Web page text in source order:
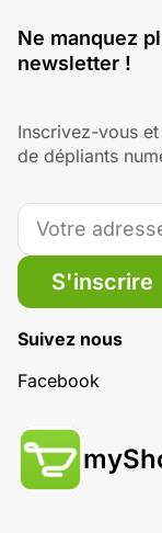
Ne manquez
newsletter !
Inscrivez-vous
de dépliants
S'inscrire
Suivez nous
Facebook